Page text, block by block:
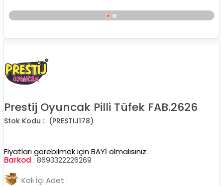
Prestij Oyuncak Pilli Tüfek FAB.2626
(PRESTIJ178)
Fiyatları görebilmek için BAYİ olmalısınız.
Barkod : 8693322226269
Koli İçi Adet :